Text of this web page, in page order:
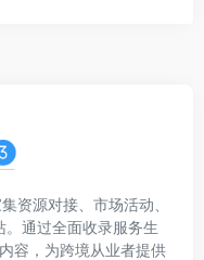
资源对接、市场活动、
通过全面收录服务生
容，为跨境从业者提供